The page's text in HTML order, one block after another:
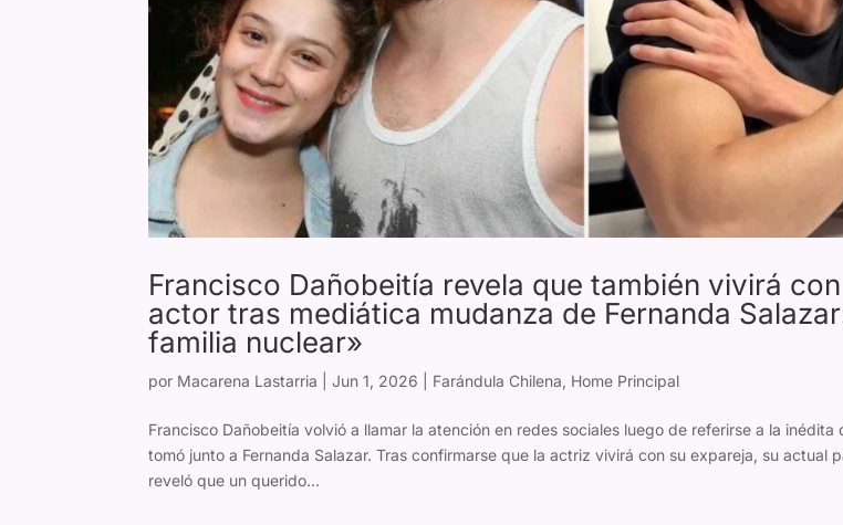
Francisco Dañobeitía revela que también vivirá
actor tras mediática mudanza de Fernanda
familia nuclear»
por Macarena Lastarria |Jun 1, 2026 Farándula Chilena, Home Principal
Francisco Dañobeitía volvió a llamar la atención en redes sociales luego de referirse a la inédita
tomó junto a Fernanda Salazar. Tras confirmarse que la actriz vivirá con su expareja, su actual
reveló que un querido...